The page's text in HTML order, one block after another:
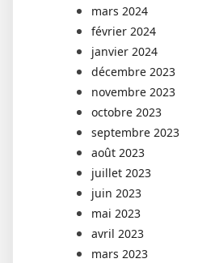
mars 2024
février 2024
janvier 2024
décembre 2023
novembre 2023
octobre 2023
septembre 2023
août 2023
juillet 2023
juin 2023
mai 2023
avril 2023
mars 2023